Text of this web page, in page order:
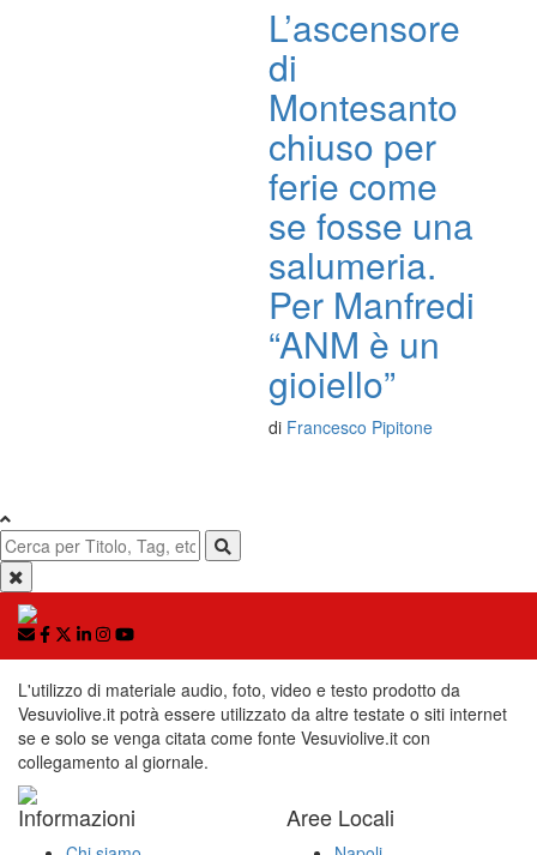
L’ascensore
di
Montesanto
chiuso per
ferie come
se fosse una
salumeria.
Per Manfredi
“ANM è un
gioiello”
di Francesco Pipitone
L'utilizzo di materiale audio, foto, video e testo prodotto da
Vesuviolive.it potrà essere utilizzato da altre testate o siti internet
se e solo se venga citata come fonte Vesuviolive.it con
collegamento al giornale.
Informazioni Aree Locali